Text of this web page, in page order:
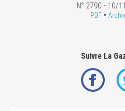
N° 2790 - 10/
PDF•
Suivre La